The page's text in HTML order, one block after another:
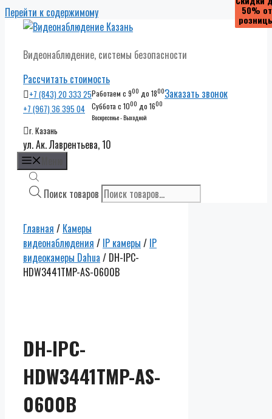
Перейти к содержимому
Видеонаблюдение, системы безопасности
Рассчитать стоимость
+7 (843) 20 333 25
+7 (967) 36 395 04
Работаем с 900 до 1800
Суббота с 1000 до 1600
Воскресенье - Выходной
Заказать звонок
г. Казань
ул. Ак. Лаврентьева, 10
Поиск товаров
Главная / Камеры
видеонаблюдения / IP камеры / IP
видеокамеры Dahua / DH-IPC-
HDW3441TMP-AS-0600B
DH-IPC-
HDW3441TMP-AS-
0600B
50% от
50% от
50% от
50% от